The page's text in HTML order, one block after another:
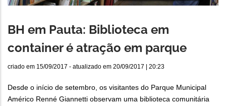
BH em Pauta: Biblioteca em
container é atração em parque
criado em 15/09/2017 - atualizado em 20/09/2017 | 20:23
Desde o início de setembro, os visitantes do Parque Municipal
Américo Renné Giannetti observam uma biblioteca comunitária